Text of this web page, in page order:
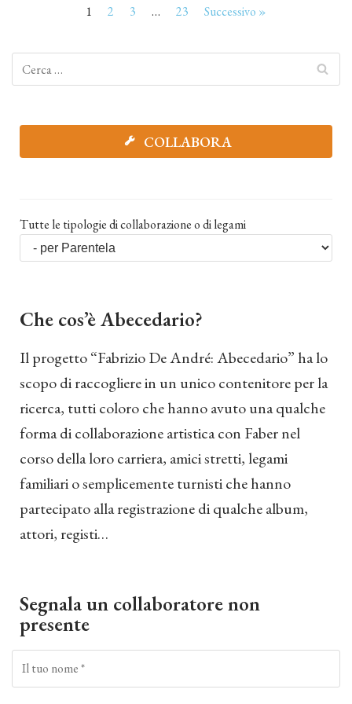
1 2 3 … 23 Successivo »
COLLABORA
Tutte le tipologie di collaborazione o di legami
Che cos’è Abecedario?
Il progetto “Fabrizio De André: Abecedario” ha lo
scopo di raccogliere in un unico contenitore per la
ricerca, tutti coloro che hanno avuto una qualche
forma di collaborazione artistica con Faber nel
corso della loro carriera, amici stretti, legami
familiari o semplicemente turnisti che hanno
partecipato alla registrazione di qualche album,
attori, registi…
Segnala un collaboratore non
presente